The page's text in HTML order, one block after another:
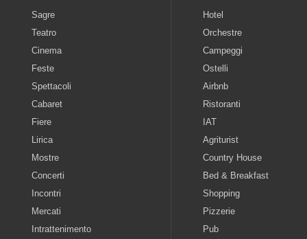
Sagre
Teatro
Cinema
Feste
Spettacoli
Cabaret
Fiere
Lirica
Mostre
Concerti
Incontri
Mercati
Intrattenimento
Hotel
Orchestre
Campeggi
Ostelli
Airbnb
Ristoranti
IAT
Agriturist
Country House
Bed & Breakfast
Shopping
Pizzerie
Pub